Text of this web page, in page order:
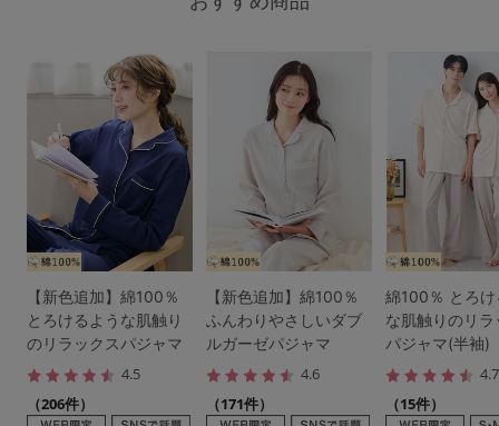
【新色追加】綿100％
とろけるような肌触り
のリラックスパジャマ
4.5
（206件）
【新色追加】綿100％
ふんわりやさしいダブ
ルガーゼパジャマ
4.6
（171件）
綿100％ とろ
な肌触りのリ
パジャマ(半袖)
4.7
（15件）